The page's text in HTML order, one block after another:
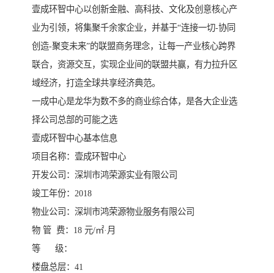
壹成环智中心以创新金融、高科技、文化及创意核心产
业为引领，将集聚千余家企业，并基于“连接一切-协同
创造-聚变未来”的联盟商务理念，让每一产业核心跨界
联合，资源交互，实现企业间的联盟共赢，有力拉升区
域经济，打造全球共享经济典范。
一成中心是龙华为数不多的商业综合体，是各大企业选
择公司总部的可能之选
壹成环智中心基本信息
项目名称：壹成环智中心
开发公司：深圳市鸿荣源实业有限公司
竣工年份：2018
物业公司：深圳市鸿荣源物业服务有限公司
物 管 费：18 元/㎡·月
等 级：
楼盘总层：41